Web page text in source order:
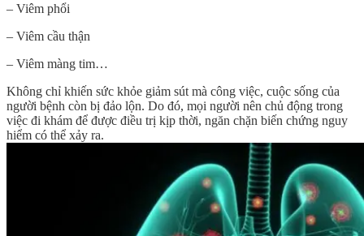
– Viêm phổi
– Viêm cầu thận
– Viêm màng tim…
Không chỉ khiến sức khỏe giảm sút mà công việc, cuộc sống của
người bệnh còn bị đảo lộn. Do đó, mọi người nên chủ động trong
việc đi khám để được điều trị kịp thời, ngăn chặn biến chứng nguy
hiểm có thể xảy ra.